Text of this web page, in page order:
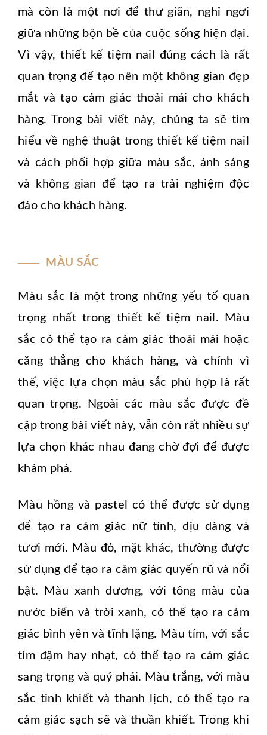
mà còn là một nơi để thư giãn, nghỉ ngơi
giữa những bộn bề của cuộc sống hiện đại.
Vì vậy, thiết kế tiệm nail đúng cách là rất
quan trọng để tạo nên một không gian đẹp
mắt và tạo cảm giác thoải mái cho khách
hàng. Trong bài viết này, chúng ta sẽ tìm
hiểu về nghệ thuật trong thiết kế tiệm nail
và cách phối hợp giữa màu sắc, ánh sáng
và không gian để tạo ra trải nghiệm độc
đáo cho khách hàng.
MÀU SẮC
Màu sắc là một trong những yếu tố quan
trọng nhất trong thiết kế tiệm nail. Màu
sắc có thể tạo ra cảm giác thoải mái hoặc
căng thẳng cho khách hàng, và chính vì
thế, việc lựa chọn màu sắc phù hợp là rất
quan trọng. Ngoài các màu sắc được đề
cập trong bài viết này, vẫn còn rất nhiều sự
lựa chọn khác nhau đang chờ đợi để được
khám phá.
Màu hồng và pastel có thể được sử dụng
để tạo ra cảm giác nữ tính, dịu dàng và
tươi mới. Màu đỏ, mặt khác, thường được
sử dụng để tạo ra cảm giác quyến rũ và nổi
bật. Màu xanh dương, với tông màu của
nước biển và trời xanh, có thể tạo ra cảm
giác bình yên và tĩnh lặng. Màu tím, với sắc
tím đậm hay nhạt, có thể tạo ra cảm giác
sang trọng và quý phái. Màu trắng, với màu
sắc tinh khiết và thanh lịch, có thể tạo ra
cảm giác sạch sẽ và thuần khiết. Trong khi